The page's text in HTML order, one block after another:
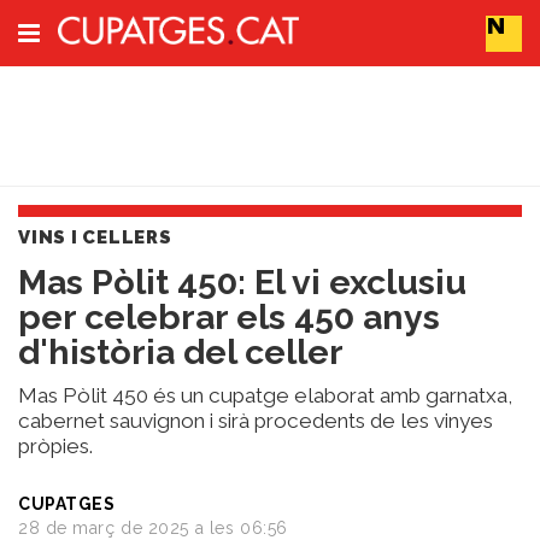
Cerca
Vins
Naturals
Actualitat
Líders
del
canvi
Impacte
Sostenibilitat
Tendències
VINS I CELLERS
Mas Pòlit 450: El vi exclusiu
per celebrar els 450 anys
d'història del celler
Mas Pòlit 450 és un cupatge elaborat amb garnatxa,
cabernet sauvignon i sirà procedents de les vinyes
pròpies.
CUPATGES
28 de març de 2025 a les 06:56